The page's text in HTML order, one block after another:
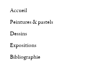
Accueil
Peintures & pastels
Dessins
Expositions
Bibliographie